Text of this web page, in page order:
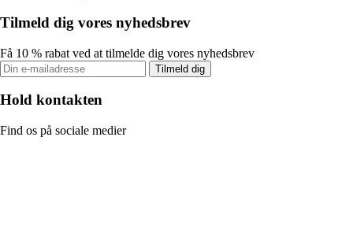
Tilmeld dig vores nyhedsbrev
Få 10 % rabat ved at tilmelde dig vores nyhedsbrev
Tilmeld dig
Hold kontakten
Find os på sociale medier